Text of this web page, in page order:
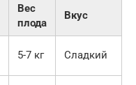
Вес
плода
Вкус
5-7 кг Сладкий